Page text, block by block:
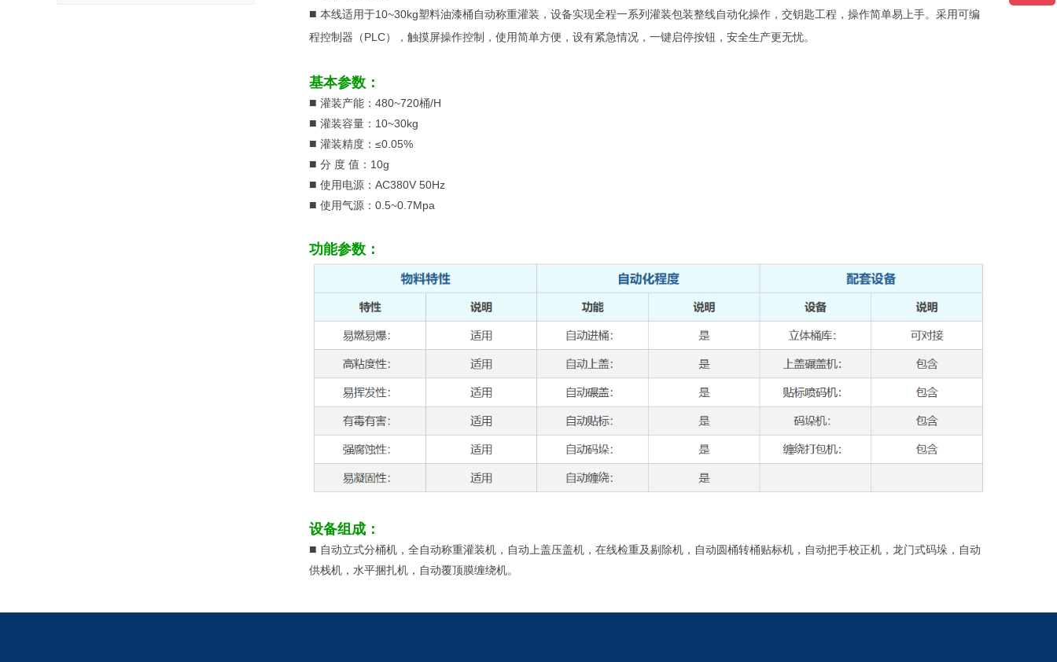
■ 本线适用于10~30kg塑料油漆桶自动称重灌装，设备实现全程一系列灌装包装整线自动化操作，交钥匙工程，操作简单易上手。采用可编
程控制器（PLC），触摸屏操作控制，使用简单方便，设有紧急情况，一键启停按钮，安全生产更无忧。
基本参数：
■ 灌装产能：480~720桶/H
■ 灌装容量：10~30kg
■ 灌装精度：≤0.05%
■ 分 度 值：10g
■ 使用电源：AC380V 50Hz
■ 使用气源：0.5~0.7Mpa
功能参数：
设备组成：
■ 自动立式分桶机，全自动称重灌装机，自动上盖压盖机，在线检重及剔除机，自动圆桶转桶贴标机，自动把手校正机，龙门式码垛，自动
供栈机，水平捆扎机，自动覆顶膜缠绕机。